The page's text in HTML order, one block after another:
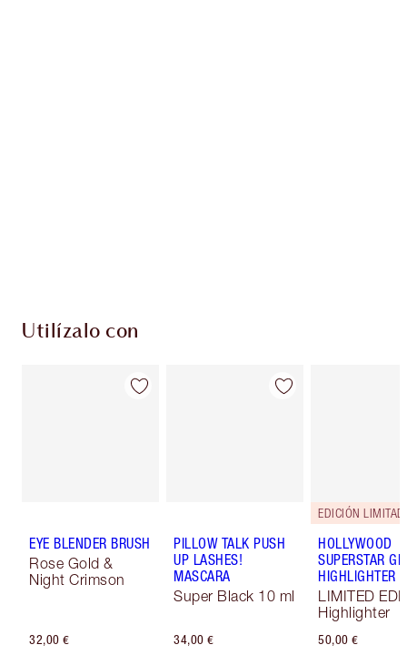
Utilízalo con
EYE BLENDER BRUSH
Rose Gold &
Night Crimson
32,00 €
PILLOW TALK PUSH
UP LASHES!
MASCARA
Super Black 10 ml
34,00 €
EDICIÓN
HOLLYWOOD
SUPERSTAR
HIGHLIGHTER
LIMITED
Highlighter
50,00 €